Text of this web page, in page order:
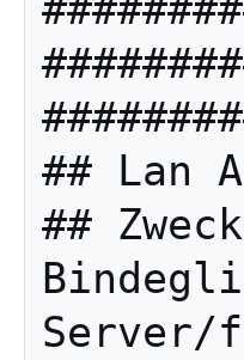
## Lan
##
Server/